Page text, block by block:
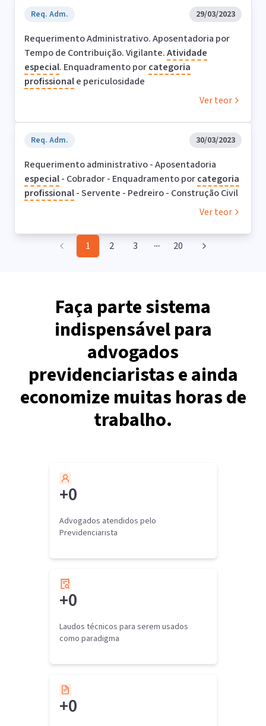
Req. Adm. 29/03/2023
Requerimento Administrativo. Aposentadoria por
Tempo de Contribuição. Vigilante.Atividade
especial. Enquadramento porcategoria
profissionale periculosidade
Ver teor
Req. Adm. 30/03/2023
Requerimento administrativo - Aposentadoria
especial- Cobrador - Enquadramento porcategoria
profissional- Servente - Pedreiro - Construção Civil
Ver teor
1 2 3 More pages
20
Faça parte sistema
indispensável para
advogados
previdenciaristas e ainda
economize muitas horas de
trabalho.
+0
Advogados atendidos pelo
Previdenciarista
+0
Laudos técnicos para serem usados
como paradigma
+0